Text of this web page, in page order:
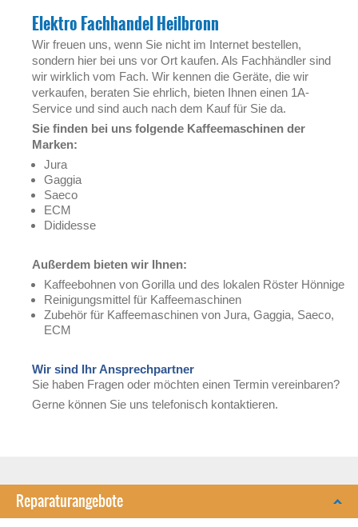
Elektro Fachhandel Heilbronn
Wir freuen uns, wenn Sie nicht im Internet bestellen,
sondern hier bei uns vor Ort kaufen. Als Fachhändler sind
wir wirklich vom Fach. Wir kennen die Geräte, die wir
verkaufen, beraten Sie ehrlich, bieten Ihnen einen 1A-
Service und sind auch nach dem Kauf für Sie da.
Sie finden bei uns folgende Kaffeemaschinen der
Marken:
Jura
Gaggia
Saeco
ECM
Dididesse
Außerdem bieten wir Ihnen:
Kaffeebohnen von Gorilla und des lokalen Röster Hönnige
Reinigungsmittel für Kaffeemaschinen
Zubehör für Kaffeemaschinen von Jura, Gaggia, Saeco,
ECM
Wir sind Ihr Ansprechpartner
Sie haben Fragen oder möchten einen Termin vereinbaren?
Gerne können Sie uns telefonisch kontaktieren.
Reparaturangebote